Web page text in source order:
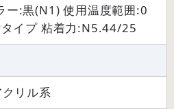
ー:黒(N1) 使用温度範囲:0
イプ 粘着力:N5.44/25
リル系